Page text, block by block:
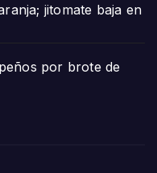
jitomate baja en
por brote de